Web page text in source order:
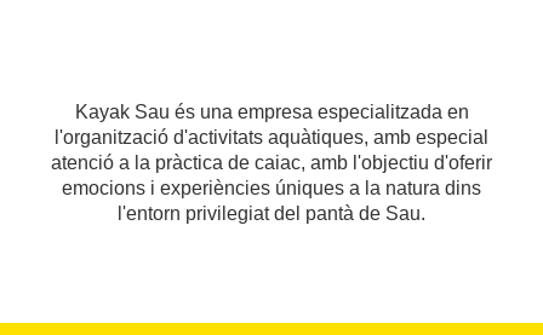
Kayak Sau és una empresa especialitzada en
l'organització d'activitats aquàtiques, amb especial
atenció a la pràctica de caiac, amb l'objectiu d'oferir
emocions i experiències úniques a la natura dins
l'entorn privilegiat del pantà de Sau.